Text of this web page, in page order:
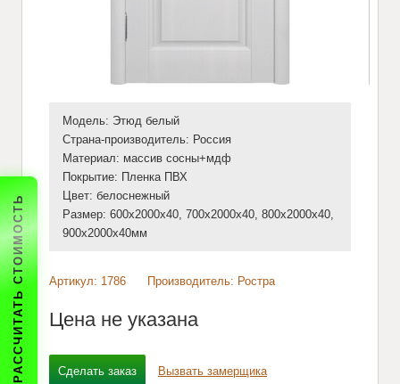
РАССЧИТАТЬ СТОИМОСТЬ
Модель: Этюд белый
Страна-производитель: Россия
Материал: массив сосны+мдф
Покрытие: Пленка ПВХ
Цвет: белоснежный
Размер: 600х2000х40, 700х2000х40, 800х2000х40,
900х2000х40мм
Артикул: 1786 Производитель: Ростра
Цена не указана
Сделать заказ Вызвать замерщика